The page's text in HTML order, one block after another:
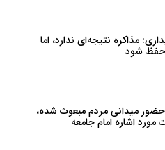
مذاکره نتیجه‌ای ندارد، اما
شود
میدانی مردم مبعوث شده،
اشاره امام جامعه